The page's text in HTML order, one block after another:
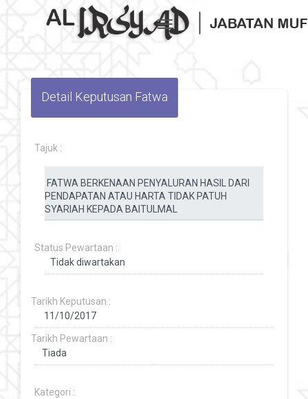
Toggle navigation
Detail Keputusan Fatwa
Tajuk :
Status Pewartaan :
Tarikh Keputusan :
Tarikh Pewartaan :
Kategori :